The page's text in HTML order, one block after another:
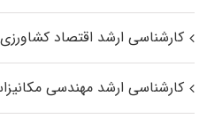
کارشناسی ارشد اقتصاد کشاورزی
کارشناسی ارشد مهندسی